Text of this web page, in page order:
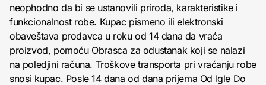
neophodno da bi se ustanovili priroda, karakteristike i
funkcionalnost robe. Kupac pismeno ili elektronski
obaveštava prodavca u roku od 14 dana da vraća
proizvod, pomoću Obrasca za odustanak koji se nalazi
na poledjini računa. Troškove transporta pri vraćanju robe
snosi kupac. Posle 14 dana od dana prijema Od Igle Do